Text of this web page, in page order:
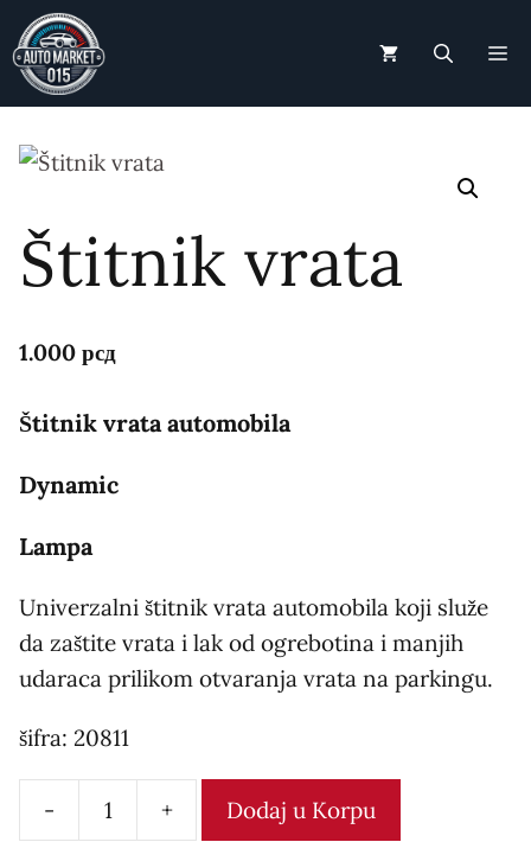
Skip
to
content
Štitnik vrata
1.000 рсд
Štitnik vrata automobila
Dynamic
Lampa
Univerzalni štitnik vrata automobila koji služe
da zaštite vrata i lak od ogrebotina i manjih
udaraca prilikom otvaranja vrata na parkingu.
šifra: 20811
-
Štitnik
+ Dodaj u Korpu